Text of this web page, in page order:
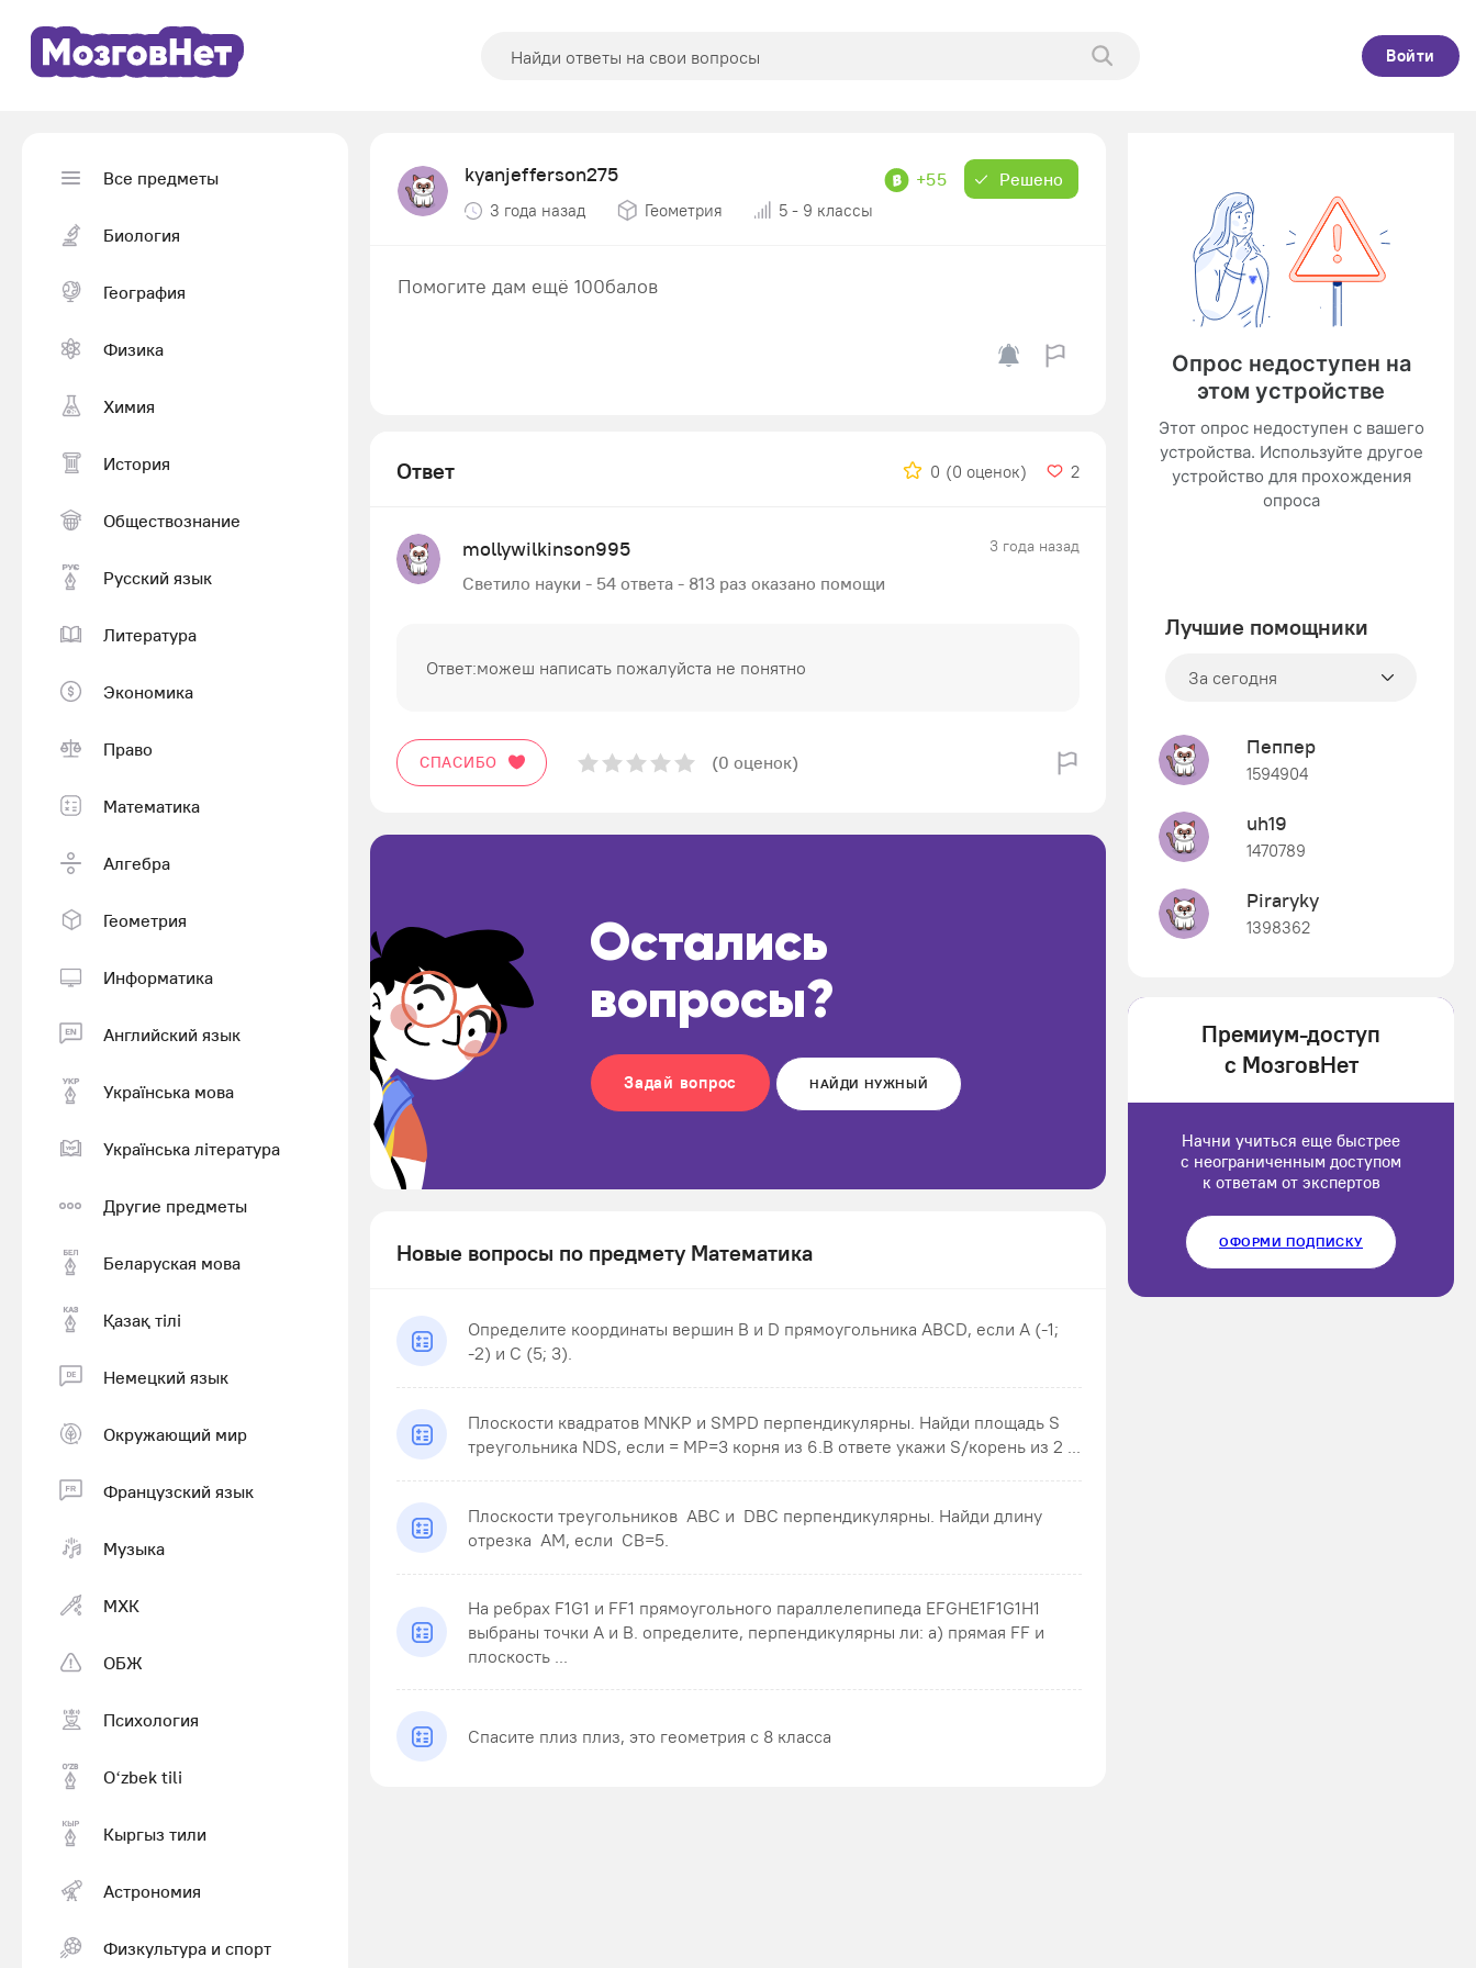
Войти
Все предметы
Биология
География
Физика
Химия
История
Обществознание
Русский язык
Литература
Экономика
Право
Математика
Алгебра
Геометрия
Информатика
Английский язык
Українська мова
Українська література
Другие предметы
Беларуская мова
Қазақ тiлi
Немецкий язык
Окружающий мир
Французский язык
Музыка
МХК
ОБЖ
Психология
Оʻzbek tili
Кыргыз тили
Астрономия
Физкультура и спорт
kyanjefferson275 +55 Решено
3 года назад Геометрия 5 - 9 классы
Помогите дам ещё 100балов
Ответ 0 (0 оценок) 2
mollywilkinson995 3 года назад
Светило науки - 54 ответа - 813 раз оказано помощи
Ответ:можеш написать пожалуйста не понятно
СПАСИБО (0 оценок)
Остались
вопросы?
Задай вопрос НАЙДИ НУЖНЫЙ
Новые вопросы по предмету Математика
Определите координаты вершин В и D прямоугольника ABCD, если А (-1;
-2) и С (5; 3).
Плоскости квадратов MNKP и SMPD перпендикулярны. Найди площадь S
треугольника NDS , если = MP=3 корня из 6.В ответе укажи S/корень из 2 ...
Плоскости треугольников ABC и DBC перпендикулярны. Найди длину
отрезка AM , если CB=5 .
На ребрах F1G1 и FF1 прямоугольного параллелепипеда EFGHE1F1G1H1
выбраны точки A и B. определите, перпендикулярны ли: а) прямая FF и
плоскость ...
Спасите плиз плиз, это геометрия с 8 класса
Лучшие помощники
За сегодня
Пеппер
1594904
uh19
1470789
Piraryky
1398362
Luluput
Премиум-доступ
с МозговНет
Начни учиться еще быстрее
с неограниченным доступом
к ответам от экспертов
ОФОРМИ ПОДПИСКУ